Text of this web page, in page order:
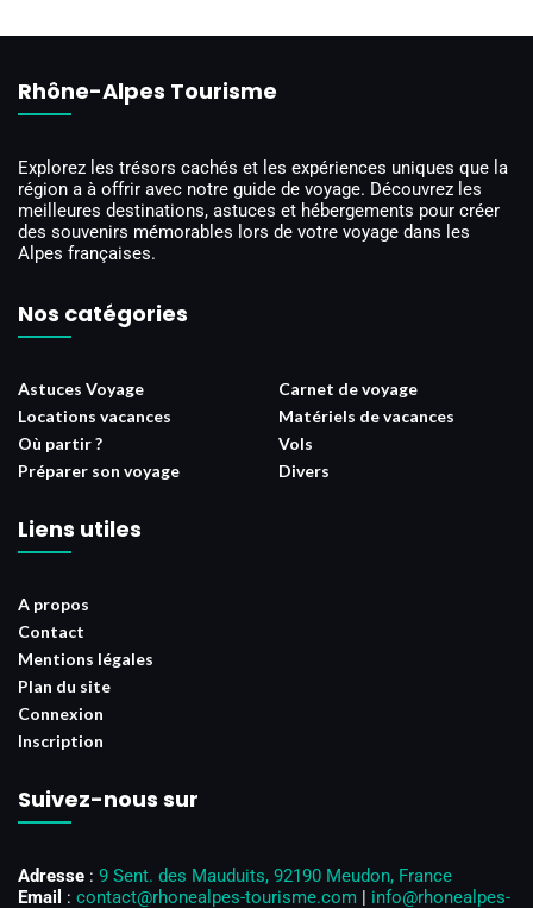
Rhône-Alpes Tourisme
Explorez les trésors cachés et les expériences uniques que la
région a à offrir avec notre guide de voyage. Découvrez les
meilleures destinations, astuces et hébergements pour créer
des souvenirs mémorables lors de votre voyage dans les
Alpes françaises.
Nos catégories
Astuces Voyage
Carnet de voyage
Locations vacances
Matériels de vacances
Où partir ?
Vols
Préparer son voyage
Divers
Liens utiles
A propos
Contact
Mentions légales
Plan du site
Connexion
Inscription
Suivez-nous sur
Adresse : 9 Sent. des Mauduits, 92190 Meudon, France
Email : contact@rhonealpes-tourisme.com | info@rhonealpes-